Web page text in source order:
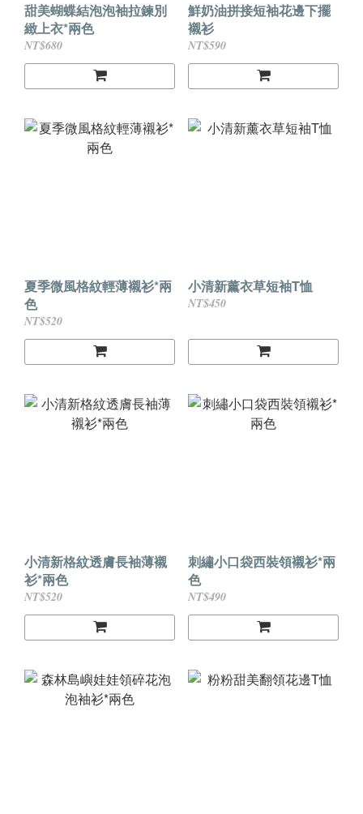
甜美蝴蝶結泡泡袖拉鍊別
緻上衣*兩色
NT$680
鮮奶油拼接短袖花邊下擺
襯衫
NT$590
夏季微風格紋輕薄襯衫*兩
色
NT$520
小清新薰衣草短袖T恤
NT$450
小清新格紋透膚長袖薄襯
衫*兩色
NT$520
刺繡小口袋西裝領襯衫*兩
色
NT$490